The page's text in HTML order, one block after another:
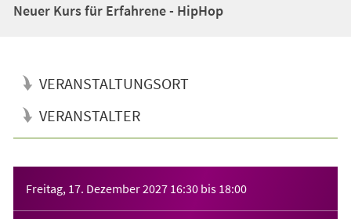
Neuer Kurs für Erfahrene - HipHop
VERANSTALTUNGSORT
VERANSTALTER
Freitag, 17. Dezember 2027 16:30 bis 18:00